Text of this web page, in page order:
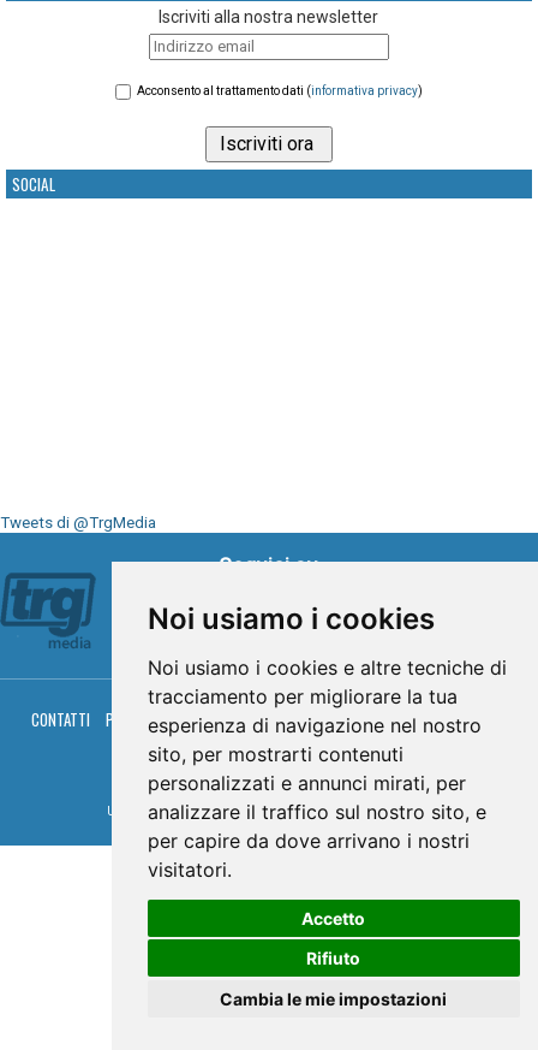
Noi usiamo i cookies
Noi usiamo i cookies e altre tecniche di
tracciamento per migliorare la tua
esperienza di navigazione nel nostro
sito, per mostrarti contenuti
personalizzati e annunci mirati, per
analizzare il traffico sul nostro sito, e
per capire da dove arrivano i nostri
visitatori.
Accetto
Rifiuto
Cambia le mie impostazioni
Iscriviti alla nostra newsletter
Acconsento al trattamento dati (informativa privacy)
SOCIAL
Tweets di @TrgMedia
Seguici su
CONTATTI PRIVACY COOKIES PALINSESTO DIRETTA TV
DIRETTA RADIO
RGM HITRADIO
© TRG Media 2005-2026
Umbria Televisioni s.r.l. - P.I.00496230541 - www.trgmedia.it- Powered by